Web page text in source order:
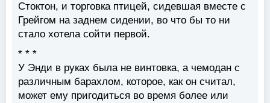
Стоктон, и торговка птицей, сидевшая вместе с
Грейгом на заднем сидении, во что бы то ни
стало хотела сойти первой.
* * *
У Энди в руках была не винтовка, а чемодан с
различным барахлом, которое, как он считал,
может ему пригодиться во время более или